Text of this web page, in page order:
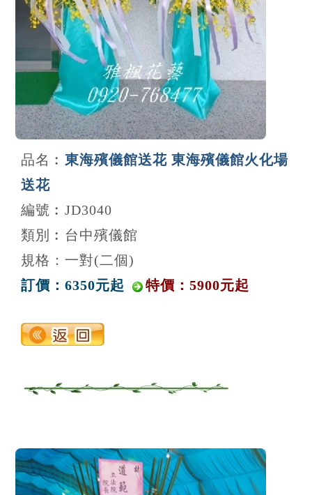
品名︰東海殯儀館送花 東海殯儀館火化場
送花
編號︰JD3040
類別︰台中殯儀館
規格：一對(二個)
訂價：6350元起
特價：5900元起